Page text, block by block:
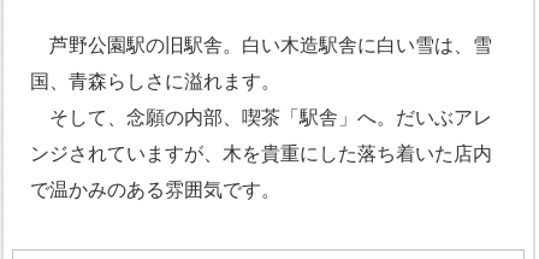
芦野公園駅の旧駅舎。白い木造駅舎に白い雪は、雪
国、青森らしさに溢れます。
そして、念願の内部、喫茶「駅舎」へ。だいぶアレ
ンジされていますが、木を貴重にした落ち着いた店内
で温かみのある雰囲気です。